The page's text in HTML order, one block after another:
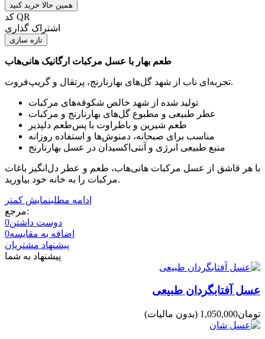
همین حالا خرید کنید
کد QR
اشتراک گذاری
طعم بهار با عسل مرکبات ارگانیک هانی‌هاب
تجربه‌ای ناب از شهد گل‌های بهارنارنج، پرتقال و گریپ‌فروت.
تولید شده از شهد خالص شکوفه‌های مرکبات
عطر طبیعی و مطبوع گل‌های بهارنارنج و مرکبات
طعم شیرین و باطراوت با پس‌طعم دلپذیر
مناسب برای صبحانه، دمنوش‌ها و استفاده روزانه
منبع طبیعی انرژی و آنتی‌اکسیدان در عسل بهارنارنج
با هر قاشق از عسل مرکبات هانی‌هاب، طعم و عطر دل‌انگیز باغات
مرکبات را به خانه خود بیاورید.
ادامه مطلبنمایش کمتر
مرجع:
دوست داشتن0
اضافه به مقایسه0
پیشنهاد مشتریان
پیشنهاد به شما
عسل آفتابگردان طبیعی
(بدون مالیات)